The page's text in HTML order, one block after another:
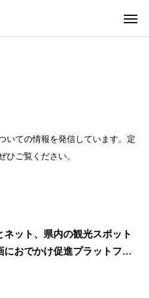
いての情報を発信しています。定
ひご覧ください。
ット、県内の観光スポット
おでかけ促進プラットフォ